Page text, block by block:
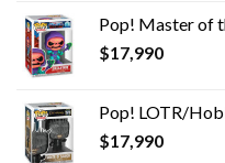
Pop! Master of
$17,990
Pop! LOTR/
$17,990